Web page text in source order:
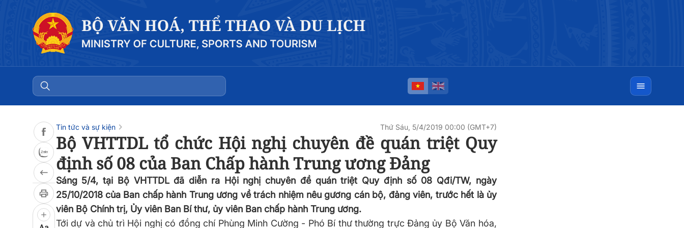
Tin tức và sự kiện Thứ Sáu, 5/4/2019 00:00 (GMT+7)
Bộ VHTTDL tổ chức Hội nghị chuyên đề quán triệt Quy
định số 08 của Ban Chấp hành Trung ương Đảng
Sáng 5/4, tại Bộ VHTTDL đã diễn ra Hội nghị chuyên đề quán triệt Quy định số 08 Qđi/TW, ngày
25/10/2018 của Ban chấp hành Trung ương về trách nhiệm nêu gương cán bộ, đảng viên, trước hết là ủy
viên Bộ Chính trị, Ủy viên Ban Bí thư, ủy viên Ban chấp hành Trung ương.
Tới dự và chủ trì Hội nghị có đồng chí Phùng Minh Cường - Phó Bí thư thường trực Đảng ủy Bộ Văn hóa,
0:00 0:00